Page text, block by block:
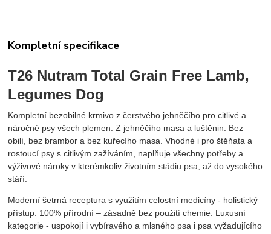
Kompletní specifikace
T26 Nutram Total Grain Free Lamb,
Legumes Dog
Kompletní bezobilné krmivo z čerstvého jehněčího pro citlivé a
náročné psy všech plemen. Z jehněčího masa a luštěnin. Bez
obilí, bez brambor a bez kuřecího masa. Vhodné i pro štěňata a
rostoucí psy s citlivým zažíváním, naplňuje všechny potřeby a
výživové nároky v kterémkoliv životním stádiu psa, až do vysokého
stáří.
Moderní šetrná receptura s využitím celostní medicíny - holistický
přístup. 100% přírodní – zásadně bez použití chemie. Luxusní
kategorie - uspokojí i vybíravého a mlsného psa i psa vyžadujícího